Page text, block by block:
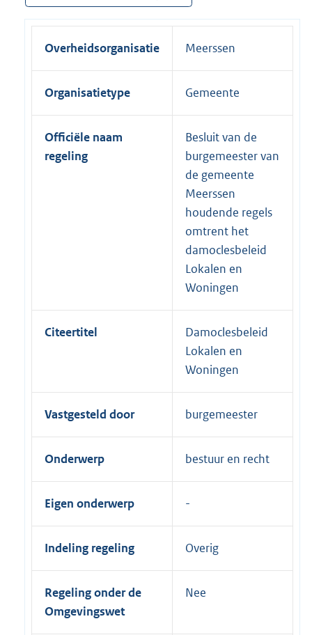
Overheidsorganisatie Meerssen
Organisatietype Gemeente
Officiële naam
regeling
Besluit van de
burgemeester van
de gemeente
Meerssen
houdende regels
omtrent het
damoclesbeleid
Lokalen en
Woningen
Citeertitel
Damoclesbeleid
Lokalen en
Woningen
Vastgesteld door burgemeester
Onderwerp bestuur en recht
Eigen onderwerp
Indeling regeling Overig
Regeling onder de
Omgevingswet
Nee